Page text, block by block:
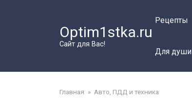
Optim1stka.ru
Сайт для Вас!
Рецепты
Для души
Главная » Авто, ПДД и техника